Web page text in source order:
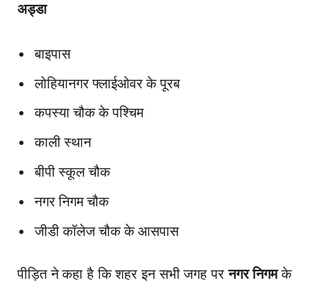
अड्डा
बाइपास
लोहियानगर फ्लाईओवर के पूरब
कपस्या चौक के पश्चिम
काली स्थान
बीपी स्कूल चौक
नगर निगम चौक
जीडी कॉलेज चौक के आसपास
पीड़ित ने कहा है कि शहर इन सभी जगह परनगर निगमके